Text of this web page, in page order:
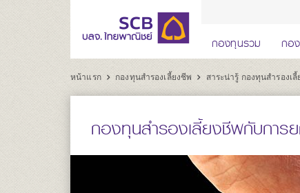
กองทุนรวม กอ
หน้าแรก กองทุนสำรองเลี้ยงชีพ สาระน่ารู้ กองทุนสำรองเลี้
กองทุนสำรองเลี้ยงชีพกับการย